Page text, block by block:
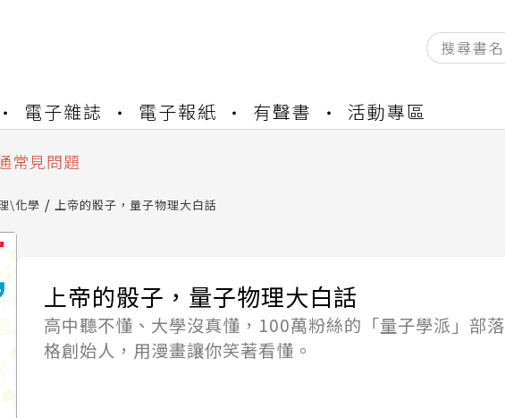
電子雜誌 電子報紙 有聲書 活動專區
系統維護中，本站同步暫停部分閱讀服務
常見問題
要說明及資產合併結果查詢
統維護中，本站同步暫停部分閱讀服務
\化學 上帝的骰子，量子物理大白話
上帝的骰子，量子物理大白話
高中聽不懂、大學沒真懂，100萬粉絲的「量子學派」部落
格創始人，用漫畫讓你笑著看懂。